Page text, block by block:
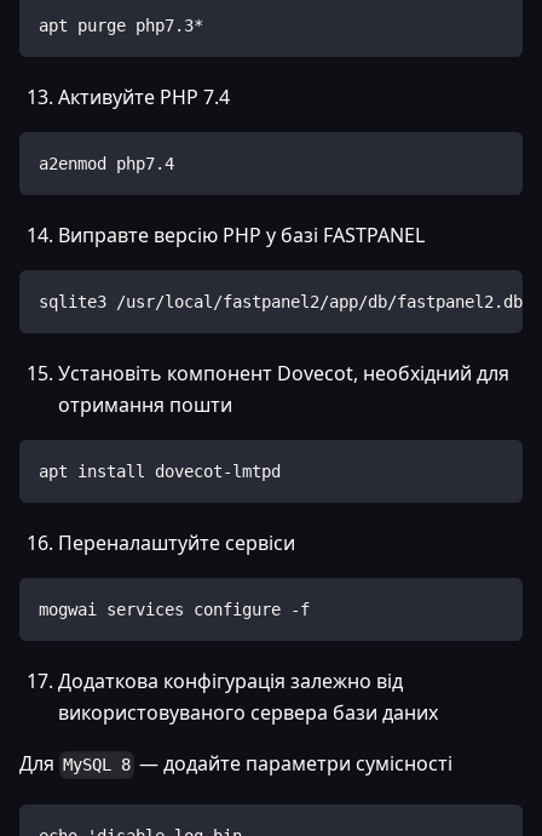
apt purge php7.3*
Активуйте PHP 7.4
a2enmod php7.4
Виправте версію PHP у базі FASTPANEL
sqlite3 /usr/local/fastpanel2/app/db/fastpanel2.db
Установіть компонент Dovecot, необхідний для
отримання пошти
apt install dovecot-lmtpd
Переналаштуйте сервіси
mogwai services configure -f
Додаткова конфігурація залежно від
використовуваного сервера бази даних
Для MySQL 8 — додайте параметри сумісності